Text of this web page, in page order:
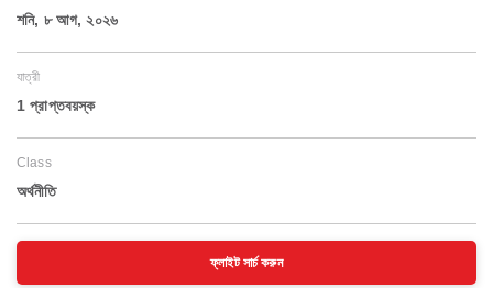
শনি, ৮ আগ, ২০২৬
যাত্রী
1 প্রাপ্তবয়স্ক
Class
অর্থনীতি
ফ্লাইট সার্চ করুন